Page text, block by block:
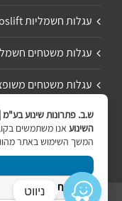
עגלות חשמליות eoslift
עגלות משטחים
עגלות משטחים
תיקון ושיפוץ עגלת
ש.ב. פתרונות שינוע
השינוע
המשך השימוש באתר
מדיניות הפרטיות
ניווט